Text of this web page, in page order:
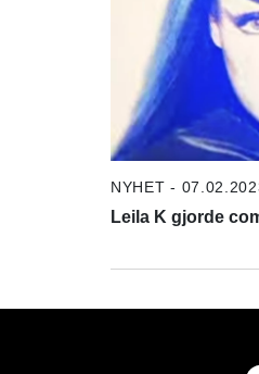
NYHET -
Leila K gjorde